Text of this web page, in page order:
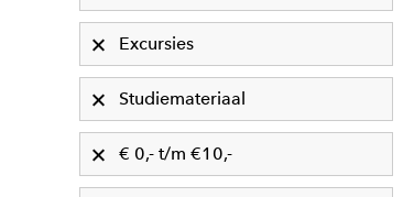
Excursies
Studiemateriaal
€ 0,- t/m €10,-